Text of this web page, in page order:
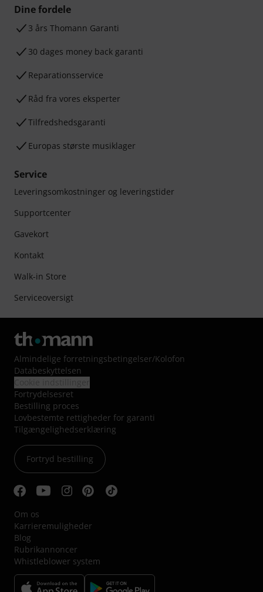
Dine fordele
3 års Thomann Garanti
30 dages money back garanti
Reparationsservice
Råd fra vores eksperter
Tilfredshedsgaranti
Europas største musiklager
Service
Leveringsomkostninger og leveringstider
Supportcenter
Gavekort
Kontakt
Walk-in Store
Serviceoversigt
Almindelige forretningsbetingelser/Kolofon
Databeskyttelsen
Fortrydelsesret
Bestilling proces
Lovbestemte rettigheder for garanti
Tilgængelighedserklæring
Fortryd bestilling
Om os
Karrieremuligheder
Blog
Rubrikannoncer
Whistleblower system